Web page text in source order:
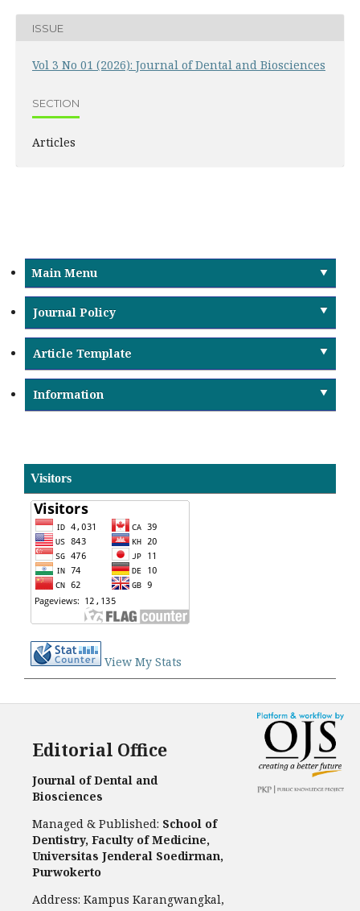
ISSUE
Vol 3 No 01 (2026): Journal of Dental and Biosciences
SECTION
Articles
Main Menu
Journal Policy
Article Template
Information
Visitors
View My Stats
Editorial Office
Journal of Dental and
Biosciences
Managed & Published: School of
Dentistry, Faculty of Medicine,
Universitas Jenderal Soedirman,
Purwokerto
Address: Kampus Karangwangkal,